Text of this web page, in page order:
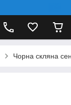
Чорна скляна